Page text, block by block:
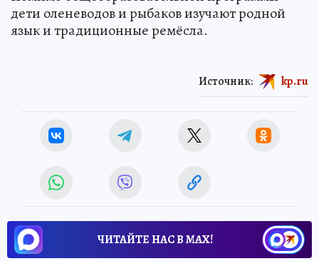
дети оленеводов и рыбаков изучают родной
язык и традиционные ремёсла.
Источник: kp.ru
ЧИТАЙТЕ НАС В МАХ!